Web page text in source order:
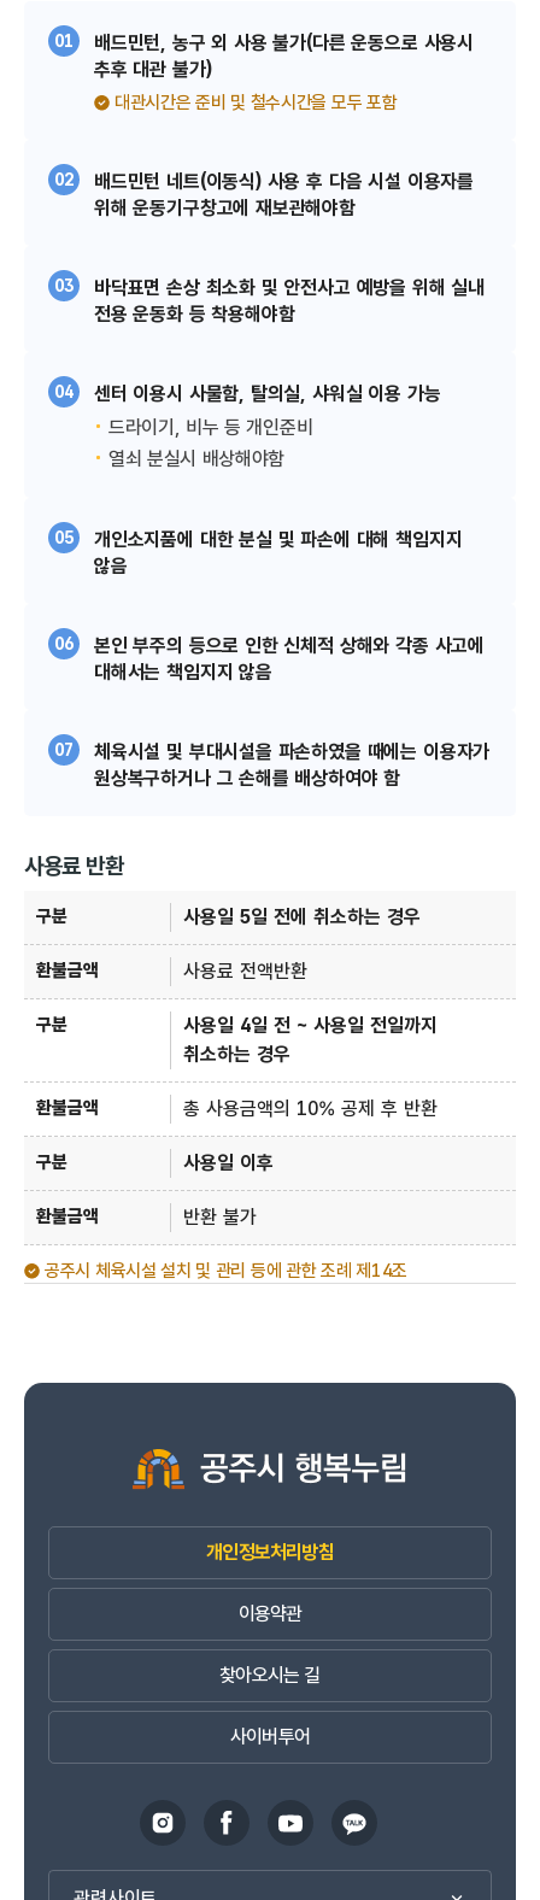
01
배드민턴, 농구 외 사용 불가(다른 운동으로 사용시
추후 대관 불가)
대관시간은 준비 및 철수시간을 모두 포함
02
배드민턴 네트(이동식) 사용 후 다음 시설 이용자를
위해 운동기구창고에 재보관해야함​
03
바닥표면 손상 최소화 및 안전사고 예방을 위해 실내
전용 운동화 등 착용해야함​
04
센터 이용시 사물함, 탈의실, 샤워실 이용 가능​
드라이기, 비누 등 개인준비
열쇠 분실시 배상해야함
05
개인소지품에 대한 분실 및 파손에 대해 책임지지
않음​​
06
본인 부주의 등으로 인한 신체적 상해와 각종 사고에
대해서는 책임지지 않음​​​
07
체육시설 및 부대시설을 파손하였을 때에는 이용자가
원상복구하거나 그 손해를 배상하여야 함​​​​
사용료 반환
사용일 5일 전에 취소하는 경우
사용료 전액반환
사용일 4일 전 ~ 사용일 전일까지
취소하는 경우
총 사용금액의 10% 공제 후 반환
사용일 이후
반환 불가
공주시 체육시설 설치 및 관리 등에 관한 조례 제14조
개인정보처리방침
이용약관
찾아오시는 길
사이버투어